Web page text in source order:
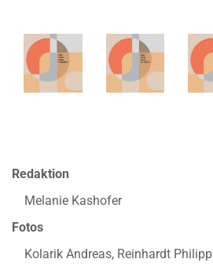
Redaktion
Melanie Kashofer
Fotos
Kolarik Andreas, Reinhardt Philipp